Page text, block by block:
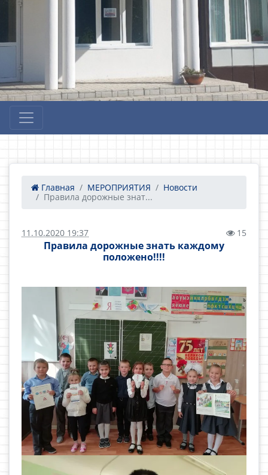
Главная МЕРОПРИЯТИЯ
Новости
Правила дорожные знат...
11.10.2020 19:37 15
Правила дорожные знать каждому
положено!!!!